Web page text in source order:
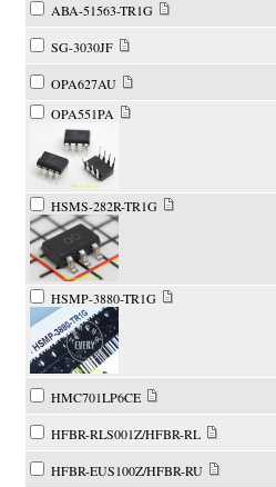
ABA-51563-TR1G
SG-3030JF
OPA627AU
OPA551PA
HSMS-282R-TR1G
HSMP-3880-TR1G
HMC701LP6CE
HFBR-RLS001Z/HFBR-RL
HFBR-EUS100Z/HFBR-RU